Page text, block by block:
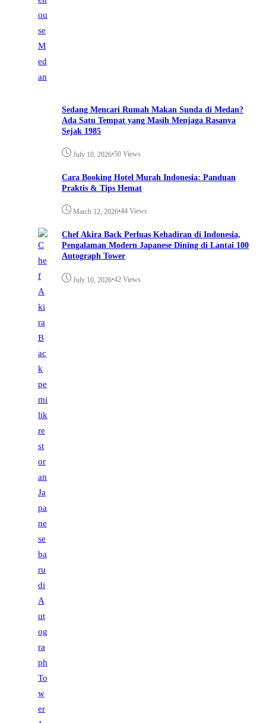
Sedang Mencari Rumah Makan Sunda di Medan?
Ada Satu Tempat yang Masih Menjaga Rasanya
Sejak 1985
July 10, 2026•50 Views
Cara Booking Hotel Murah Indonesia: Panduan
Praktis & Tips Hemat
March 12, 2026•44 Views
Chef Akira Back Perluas Kehadiran di Indonesia,
Pengalaman Modern Japanese Dining di Lantai 100
Autograph Tower
July 10, 2026•42 Views